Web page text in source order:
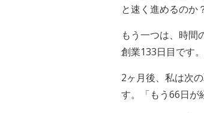
と速く進めるのか
もう一つは、時間
創業133日目です
2ヶ月後、私は次
す。「もう66日が